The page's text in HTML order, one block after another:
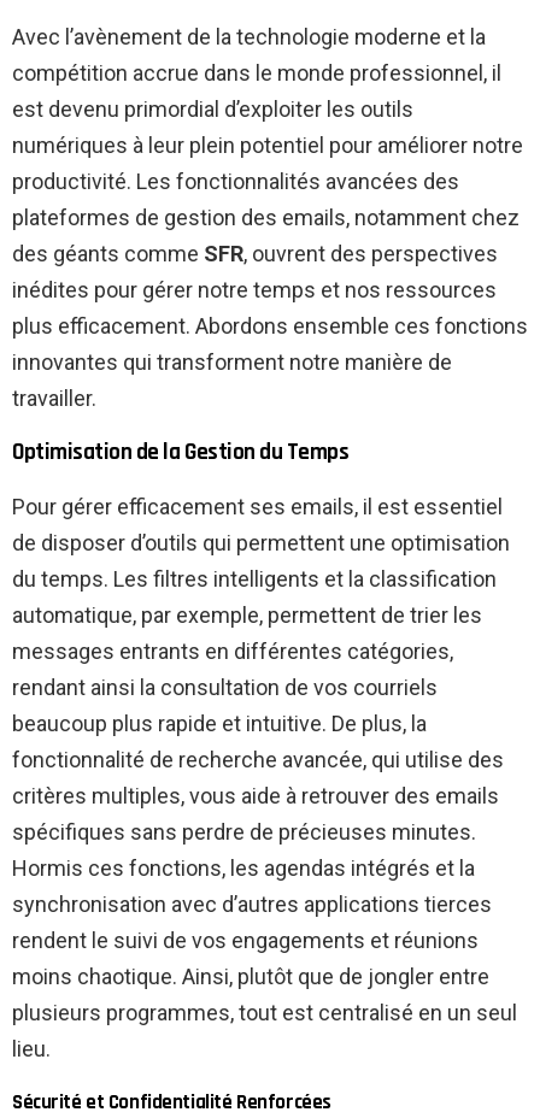
Avec l’avènement de la technologie moderne et la
compétition accrue dans le monde professionnel, il
est devenu primordial d’exploiter les outils
numériques à leur plein potentiel pour améliorer notre
productivité. Les fonctionnalités avancées des
plateformes de gestion des emails, notamment chez
des géants comme SFR, ouvrent des perspectives
inédites pour gérer notre temps et nos ressources
plus efficacement. Abordons ensemble ces fonctions
innovantes qui transforment notre manière de
travailler.
Optimisation de la Gestion du Temps
Pour gérer efficacement ses emails, il est essentiel
de disposer d’outils qui permettent une optimisation
du temps. Les filtres intelligents et la classification
automatique, par exemple, permettent de trier les
messages entrants en différentes catégories,
rendant ainsi la consultation de vos courriels
beaucoup plus rapide et intuitive. De plus, la
fonctionnalité de recherche avancée, qui utilise des
critères multiples, vous aide à retrouver des emails
spécifiques sans perdre de précieuses minutes.
Hormis ces fonctions, les agendas intégrés et la
synchronisation avec d’autres applications tierces
rendent le suivi de vos engagements et réunions
moins chaotique. Ainsi, plutôt que de jongler entre
plusieurs programmes, tout est centralisé en un seul
lieu.
Sécurité et Confidentialité Renforcées